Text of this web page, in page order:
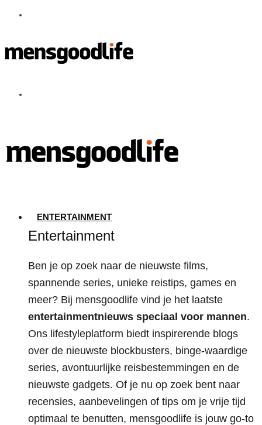
ENTERTAINMENT
Entertainment
Ben je op zoek naar de nieuwste films,
spannende series, unieke reistips, games en
meer? Bij mensgoodlife vind je het laatste
entertainmentnieuws speciaal voor mannen.
Ons lifestyleplatform biedt inspirerende blogs
over de nieuwste blockbusters, binge-waardige
series, avontuurlijke reisbestemmingen en de
nieuwste gadgets. Of je nu op zoek bent naar
recensies, aanbevelingen of tips om je vrije tijd
optimaal te benutten, mensgoodlife is jouw go-to